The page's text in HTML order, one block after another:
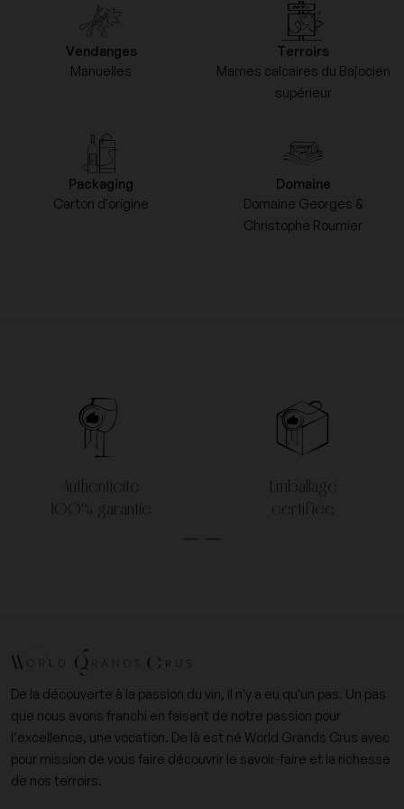
Vendanges
Manuelles
Terroirs
Marnes calcaires du Bajocien
supérieur
Packaging
Carton d'origine
Domaine
Domaine Georges &
Christophe Roumier
Authenticité
100% garantie
Emballage
certifiée
De la découverte à la passion du vin, il n'y a eu qu'un pas. Un pas
que nous avons franchi en faisant de notre passion pour
l’excellence, une vocation. De là est né World Grands Crus avec
pour mission de vous faire découvrir le savoir-faire et la richesse
de nos terroirs.